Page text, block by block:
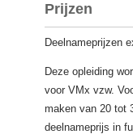
Prijzen
Deelnameprijzen
Deze opleiding
voor VMx vzw.
maken van 20 tot
deelnameprijs in